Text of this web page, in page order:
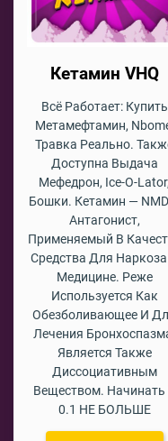
Кетамин VHQ
Всё Работает: Купить
Метамефтамин,
Травка Реально.
Доступна Выдача
Мефедрон, Ice-O-Lator,
Бошки. Кетамин —
Антагонист,
Применяемый В
Средства Для
Медицине. Реже
Используется Как
Обезболивающее И
Лечения
Является Также
Диссоциативным
Веществом. Начинать
0.1 НЕ БОЛЬШЕ